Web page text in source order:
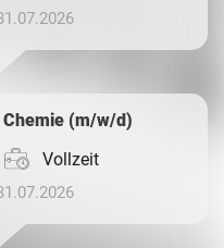
(m/w/d)
Vollzeit